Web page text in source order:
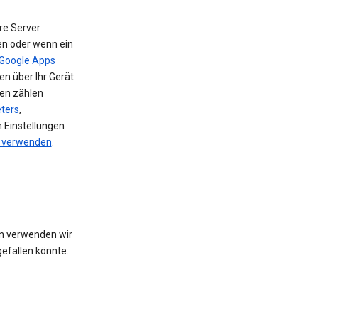
Server
oder wenn ein
Apps
über Ihr Gerät
zählen
,
Einstellungen
.
verwenden wir
könnte.